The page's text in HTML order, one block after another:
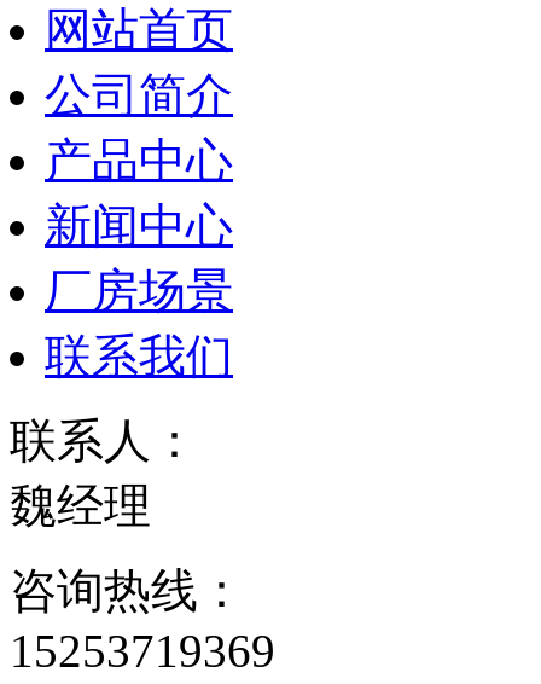
网站首页
公司简介
产品中心
新闻中心
厂房场景
联系我们
联系人：
魏经理
咨询热线：
15253719369